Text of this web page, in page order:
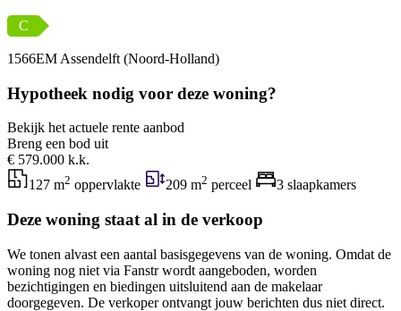
C
1566EM Assendelft (Noord-Holland)
Hypotheek nodig voor deze woning?
Bekijk het actuele rente aanbod
Breng een bod uit
€ 579.000 k.k.
127 m2 oppervlakte 209 m2 perceel 3 slaapkamers
Deze woning staat al in de verkoop
We tonen alvast een aantal basisgegevens van de woning. Omdat de
woning nog niet via Fanstr wordt aangeboden, worden
bezichtigingen en biedingen uitsluitend aan de makelaar
doorgegeven. De verkoper ontvangt jouw berichten dus niet direct.